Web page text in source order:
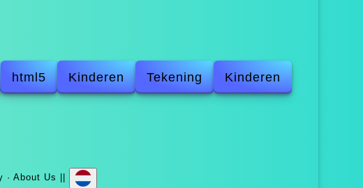
html5 Kinderen Tekening Kinderen
· About Us ||